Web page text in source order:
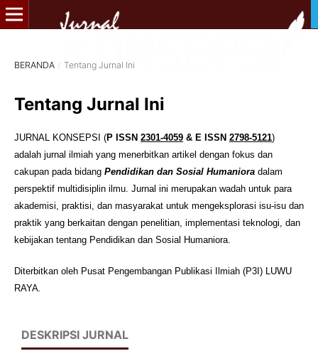
BERANDA / Tentang Jurnal Ini
Tentang Jurnal Ini
JURNAL KONSEPSI (P ISSN 2301-4059& E ISSN 2798-5121)
adalah jurnal ilmiah yang menerbitkan artikel dengan fokus dan
cakupan pada bidang Pendidikan dan Sosial Humanioradalam
perspektif multidisiplin ilmu. Jurnal ini merupakan wadah untuk para
akademisi, praktisi, dan masyarakat untuk mengeksplorasi isu-isu dan
praktik yang berkaitan dengan penelitian, implementasi teknologi, dan
kebijakan tentang Pendidikan dan Sosial Humaniora.
Diterbitkan oleh Pusat Pengembangan Publikasi Ilmiah (P3I) LUWU
RAYA.
DESKRIPSI JURNAL